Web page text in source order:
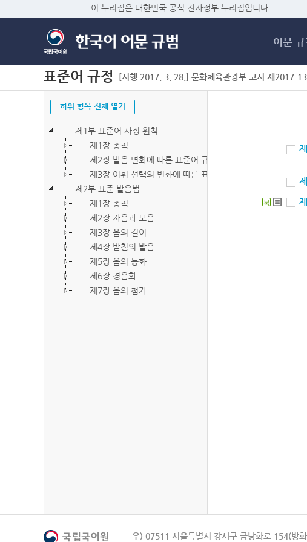
이 누리집은 대한민국 공식 전자정부 누리집입니다.
어문 규
표준어 규정 [시행 2017. 3. 28.] 문화체육관광부 고시 제2017-
하위 항목 전체 열기
제1부 표준어 사정 원칙
제1장 총칙
제2장 발음 변화에 따른 표준어 규정
제3장 어휘 선택의 변화에 따른 표준어 규정
제2부 표준 발음법
제1장 총칙
제2장 자음과 모음
제3장 음의 길이
제4장 받침의 발음
제5장 음의 동화
제6장 경음화
제7장 음의 첨가
북
우) 07511 서울특별시 강서구 금낭화로 154(방